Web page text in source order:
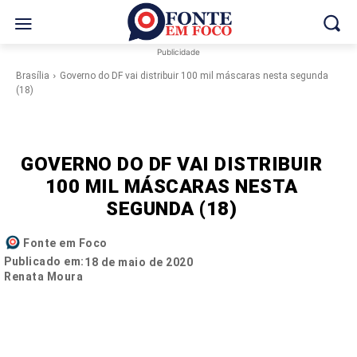
Publicidade
Brasília
Governo do DF vai distribuir 100 mil máscaras nesta segunda
(18)
GOVERNO DO DF VAI DISTRIBUIR
100 MIL MÁSCARAS NESTA
SEGUNDA (18)
Fonte em Foco
Publicado em:18 de maio de 2020
Renata Moura